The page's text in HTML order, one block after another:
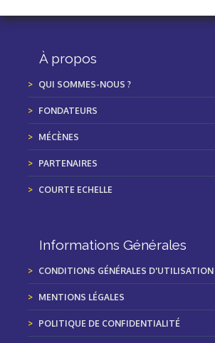
À propos
QUI SOMMES-NOUS ?
FONDATEURS
MÉCÈNES
PARTENAIRES
COURTE ECHELLE
Informations Générales
CONDITIONS GÉNÉRALES D'UTILISATION
MENTIONS LÉGALES
POLITIQUE DE CONFIDENTIALITÉ